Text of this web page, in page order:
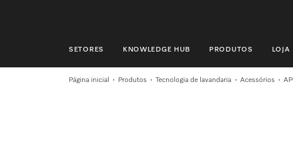
SETORES KNOWLEDGE HUB PRODUTOS LOJA
SETORES
Página inicial Produtos Tecnologia de lavandaria Acessórios